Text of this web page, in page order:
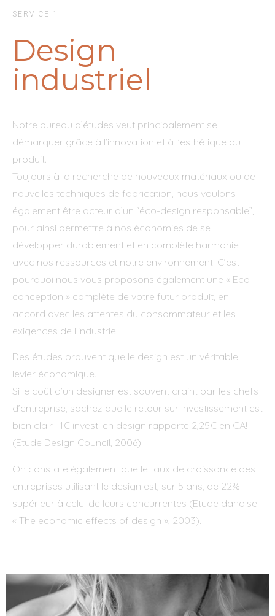
SERVICE 1
Design
industriel
Notre bureau d’études veut principalement se
démarquer grâce à l’innovation et à l’esthétique du
produit.
Toujours à la recherche de nouveaux matériaux ou de
nouvelles techniques de fabrication, nous voulons
également être acteur d’un “éco-design responsable”,
pour ainsi permettre à nos économies de se
développer durablement et en complète harmonie
avec nos ressources et notre environnement. C’est
pourquoi nous vous proposons également une « Eco-
conception » complète de votre futur produit, en
accord avec les attentes du consommateur et les
exigences de l’industrie.
Des études prouvent que le design est un véritable
levier économique.
Si le coût d’un designer est souvent craint par les chefs
d’entreprise, sachez que le retour sur investissement est
bien clair : 1€ investi en design rapporte 2,25€ en CA!
(Etude Design Council, 2006).
On constate également que le taux de croissance des
entreprises utilisant le design est, sur 5 ans, de 22%
supérieur à celui de leurs concurrentes (Etude danoise
« The economic effects of design », 2003).